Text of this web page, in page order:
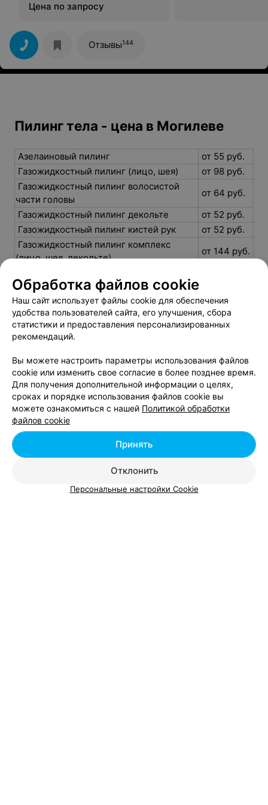
Цена по запросу
Отзывы144
Пилинг тела - цена в Могилеве
Азелаиновый пилинг
от 55 руб.
Газожидкостный пилинг (лицо, шея)
от 98 руб.
Газожидкостный пилинг волосистой
части головы
от 64 руб.
Газожидкостный пилинг декольте
от 52 руб.
Газожидкостный пилинг кистей рук
от 52 руб.
Газожидкостный пилинг комплекс
(лицо, шея, декольте)
от 144 руб.
Гликолевый пилинг
Миндальный пилинг
от 55 руб.
Пилинг
от 35 руб.
Пилинг 1
Пилинг тела
от 5 руб.
Ретиноевый (желтый) пилинг
от 75 руб.
Салициловый пилинг
от 55 руб.
Стоун-терапия (массаж горячими
камнями)
от 40 руб.
Чистка лица
от 38 руб.
Обработка файлов cookie
Наш сайт использует файлы cookie для обеспечения
удобства пользователей сайта, его улучшения, сбора
статистики и предоставления персонализированных
рекомендаций.
Вы можете настроить параметры использования файлов
cookie или изменить свое согласие в более позднее время.
Для получения дополнительной информации о целях,
сроках и порядке использования файлов cookie вы
можете ознакомиться с нашей Политикой обработки
файлов cookie
Отклонить
Принять
Персональные настройки Cookie